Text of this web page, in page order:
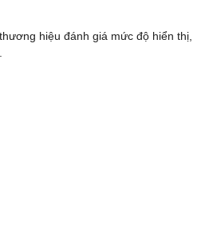
hiệu đánh giá mức độ hiển thị,